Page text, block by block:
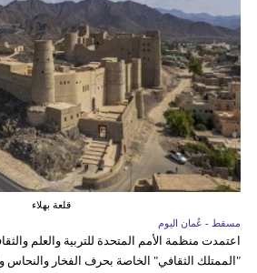
قلعة بهلاء
مسقط - عُمان اليوم
اعتمدت منظمة الأمم المتحدة للتربية والعلم
"الممتلك الثقافي" الخاصة بحرف الفخار والنحاس